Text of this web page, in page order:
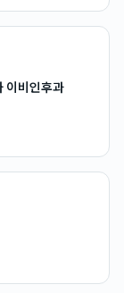
이비인후과